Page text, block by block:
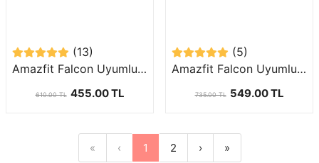
(13)
Amazfit Falcon Uyumlu (22mm) İki Renkli Silikon Kordon-55
610.00 TL 455.00 TL
(5)
Amazfit Falcon Uyumlu (22mm) Spor Örgü Desenli Dikişli Silikon Kordon-102
735.00 TL 549.00 TL
« ‹ 1 2 › »